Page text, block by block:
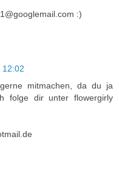
:)
12:02
mitmachen, da du ja
folge dir unter flowergirly